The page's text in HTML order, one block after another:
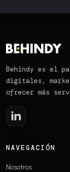
Behindy es el
digitales,
ofrecer más
NAVEGACIÓN
Nosotros